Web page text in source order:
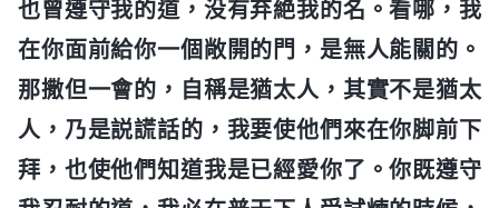
也曾遵守我的道，没有弃絶我的名。看哪，我
在你面前給你一個敞開的門，是無人能關的。
那撒但一會的，自稱是猶太人，其實不是猶太
人，乃是説謊話的，我要使他們來在你脚前下
拜，也使他們知道我是已經愛你了。你既遵守